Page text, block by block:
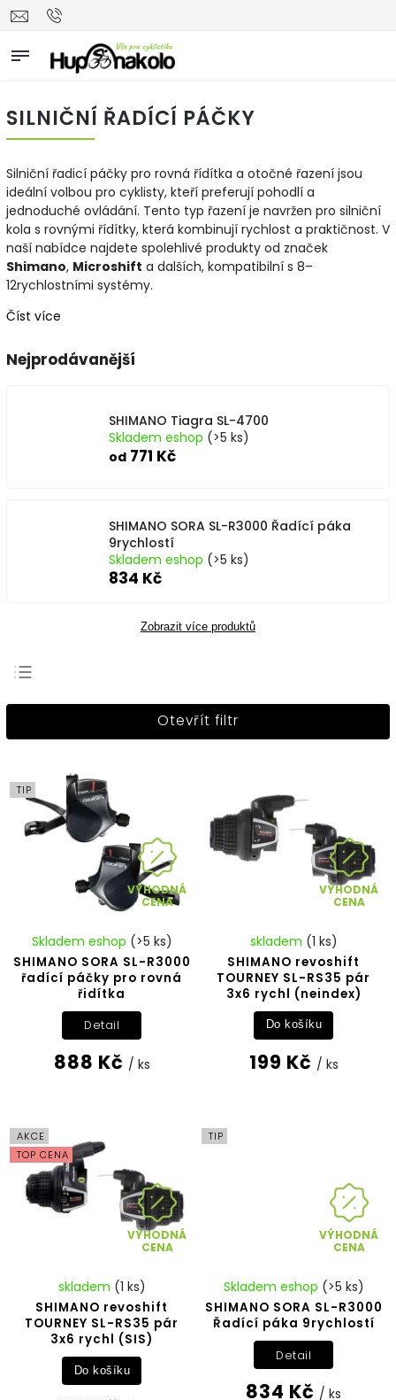
SILNIČNÍ ŘADÍCÍ PÁČKY
Silniční řadicí páčky pro rovná řídítka a otočné řazení jsou
ideální volbou pro cyklisty, kteří preferují pohodlí a
jednoduché ovládání. Tento typ řazení je navržen pro silniční
kola s rovnými řídítky, která kombinují rychlost a praktičnost. V
naší nabídce najdete spolehlivé produkty od značek
Shimano, Microshift a dalších, kompatibilní s 8–
12rychlostními systémy.
Číst více
Nejprodávanější
SHIMANO Tiagra SL-4700
Skladem eshop (>5 ks)
od 771 Kč
SHIMANO SORA SL-R3000 Řadící páka
9rychlostí
Skladem eshop (>5 ks)
834 Kč
Zobrazit více produktů
Nejprodávanější
Abecedně
Otevřít filtr
TIP
VÝHODNÁ
CENA
SHIMANO SORA SL-R3000
řadící páčky pro rovná
řidítka
Skladem eshop (>5 ks)
888 Kč / ks
Detail
VÝHODNÁ
CENA
SHIMANO revoshift
TOURNEY SL-RS35 pár
3x6 rychl (neindex)
skladem (1 ks)
199 Kč / ks
Do košíku
AKCE
TOP CENA
VÝHODNÁ
CENA
SHIMANO revoshift
TOURNEY SL-RS35 pár
3x6 rychl (SIS)
skladem (1 ks)
Do košíku
TIP
VÝHODNÁ
CENA
SHIMANO SORA SL-R3000
Řadící páka 9rychlostí
Skladem eshop (>5 ks)
834 Kč / ks
Detail